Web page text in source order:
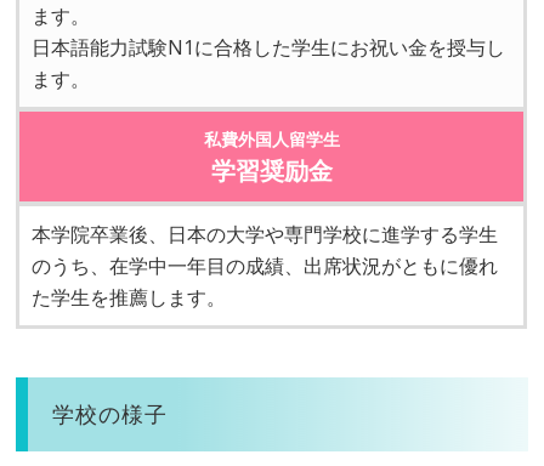
ます。
日本語能力試験N1に合格した学生にお祝い金を授与し
ます。
私費外国人留学生
学習奨励金
本学院卒業後、日本の大学や専門学校に進学する学生
のうち、在学中一年目の成績、出席状況がともに優れ
た学生を推薦します。
学校の様子